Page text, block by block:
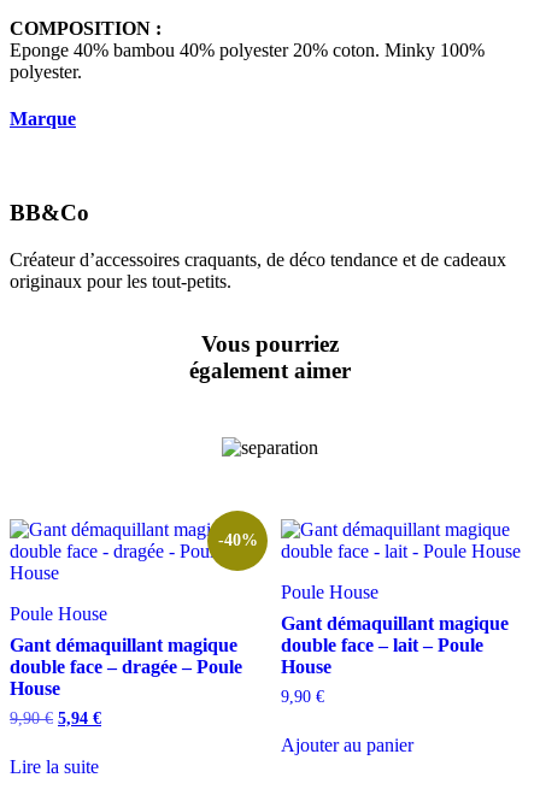
COMPOSITION :
Eponge 40% bambou 40% polyester 20% coton. Minky 100%
polyester.
Marque
BB&Co
Créateur d’accessoires craquants, de déco tendance et de cadeaux
originaux pour les tout-petits.
Vous pourriez
également aimer
-40%
Poule House
Gant démaquillant magique
double face – dragée – Poule
House
9,90€ Le
était :
5,94 €Le
Lire la suite
Poule House
Gant démaquillant magique
double face – lait – Poule
House
9,90 €
Ajouter au panier